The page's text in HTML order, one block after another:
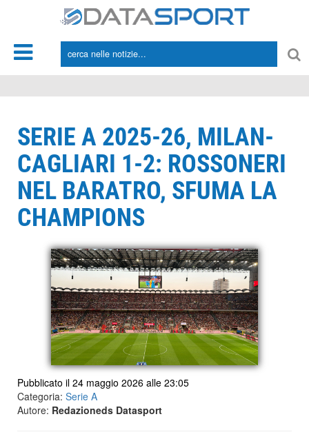
SERIE A 2025-26, MILAN-
CAGLIARI 1-2: ROSSONERI
NEL BARATRO, SFUMA LA
CHAMPIONS
Pubblicato il 24 maggio 2026 alle 23:05
Categoria: Serie A
Autore: Redazioneds Datasport